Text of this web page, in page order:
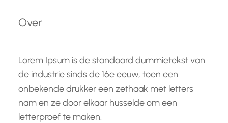
n
Over
Lorem Ipsum is de standaard dummietekst van
de industrie sinds de 16e eeuw, toen een
onbekende drukker een zethaak met letters
nam en ze door elkaar husselde om een
letterproef te maken.